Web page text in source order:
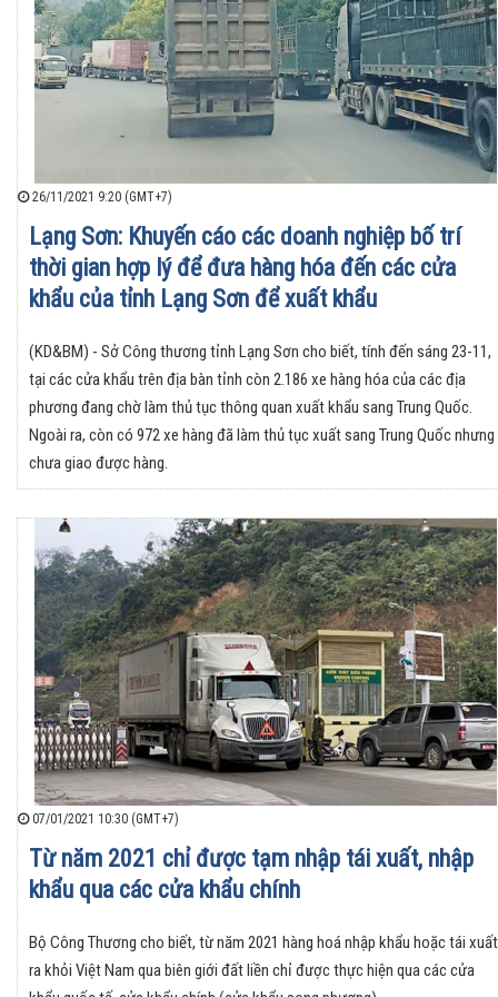
26/11/2021 9:20 (GMT+7)
Lạng Sơn: Khuyến cáo các doanh nghiệp bố trí
thời gian hợp lý để đưa hàng hóa đến các cửa
khẩu của tỉnh Lạng Sơn để xuất khẩu
(KD&BM) - Sở Công thương tỉnh Lạng Sơn cho biết, tính đến sáng 23-11,
tại các cửa khẩu trên địa bàn tỉnh còn 2.186 xe hàng hóa của các địa
phương đang chờ làm thủ tục thông quan xuất khẩu sang Trung Quốc.
Ngoài ra, còn có 972 xe hàng đã làm thủ tục xuất sang Trung Quốc nhưng
chưa giao được hàng.
07/01/2021 10:30 (GMT+7)
Từ năm 2021 chỉ được tạm nhập tái xuất, nhập
khẩu qua các cửa khẩu chính
Bộ Công Thương cho biết, từ năm 2021 hàng hoá nhập khẩu hoặc tái xuất
ra khỏi Việt Nam qua biên giới đất liền chỉ được thực hiện qua các cửa